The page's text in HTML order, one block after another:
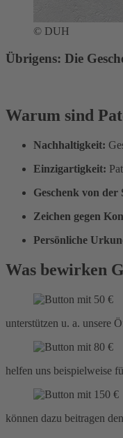
© DUH
Übrigens: Die
Warum sind
Nachhaltigkeit:
Einzigartigkeit:
Geschenk von der
Zeichen gegen
Persönliche
Was bewirken
unterstützen u. a. unsere
helfen uns beispielweise
können dazu beitragen